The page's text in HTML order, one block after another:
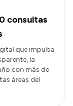
consultas
que impulsa
la
con más de
áreas del